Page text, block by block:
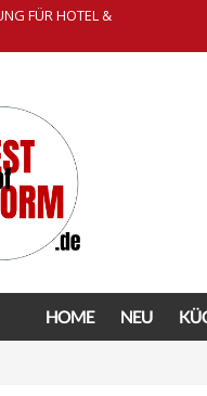
springen
FÜR HOTEL &
HOME NEU